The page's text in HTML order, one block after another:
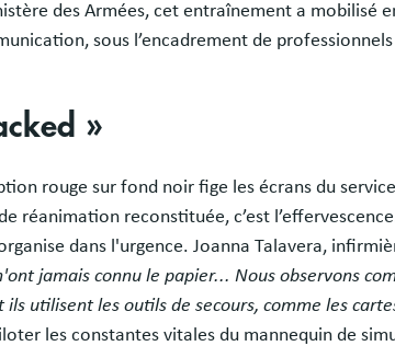
des Armées, cet entraînement a mobilisé
sous l’encadrement de
»
rouge sur fond noir fige les écrans du
réanimation reconstituée, c’est
dans l'urgence. Joanna Talavera,
jamais connu le papier... Nous observons
utilisent les outils de secours, comme les
les constantes vitales du mannequin de